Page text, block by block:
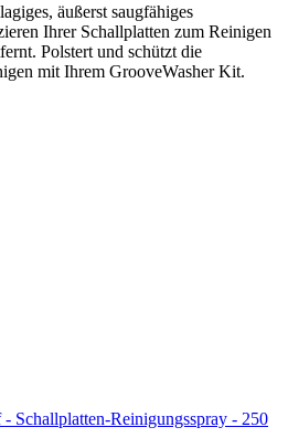
äußerst saugfähiges
Ihrer Schallplatten zum Reinigen
Polstert und schützt die
mit Ihrem GrooveWasher Kit.